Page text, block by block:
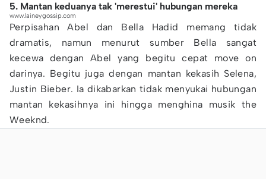
5. Mantan keduanya tak 'merestui' hubungan mereka
www.laineygossip.com
Perpisahan Abel dan Bella Hadid memang tidak
dramatis, namun menurut sumber Bella sangat
kecewa dengan Abel yang begitu cepat move on
darinya. Begitu juga dengan mantan kekasih Selena,
Justin Bieber. Ia dikabarkan tidak menyukai hubungan
mantan kekasihnya ini hingga menghina musik the
Weeknd.